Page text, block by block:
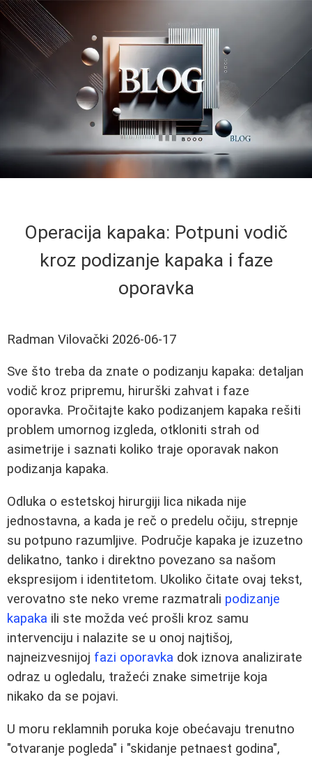
Operacija kapaka: Potpuni vodič
kroz podizanje kapaka i faze
oporavka
Radman Vilovački 2026-06-17
Sve što treba da znate o podizanju kapaka: detaljan
vodič kroz pripremu, hirurški zahvat i faze
oporavka. Pročitajte kako podizanjem kapaka rešiti
problem umornog izgleda, otkloniti strah od
asimetrije i saznati koliko traje oporavak nakon
podizanja kapaka.
Odluka o estetskoj hirurgiji lica nikada nije
jednostavna, a kada je reč o predelu očiju, strepnje
su potpuno razumljive. Područje kapaka je izuzetno
delikatno, tanko i direktno povezano sa našom
ekspresijom i identitetom. Ukoliko čitate ovaj tekst,
verovatno ste neko vreme razmatrali podizanje
kapaka ili ste možda već prošli kroz samu
intervenciju i nalazite se u onoj najtišoj,
najneizvesnijoj fazi oporavka dok iznova analizirate
odraz u ogledalu, tražeći znake simetrije koja
nikako da se pojavi.
U moru reklamnih poruka koje obećavaju trenutno
"otvaranje pogleda" i "skidanje petnaest godina",